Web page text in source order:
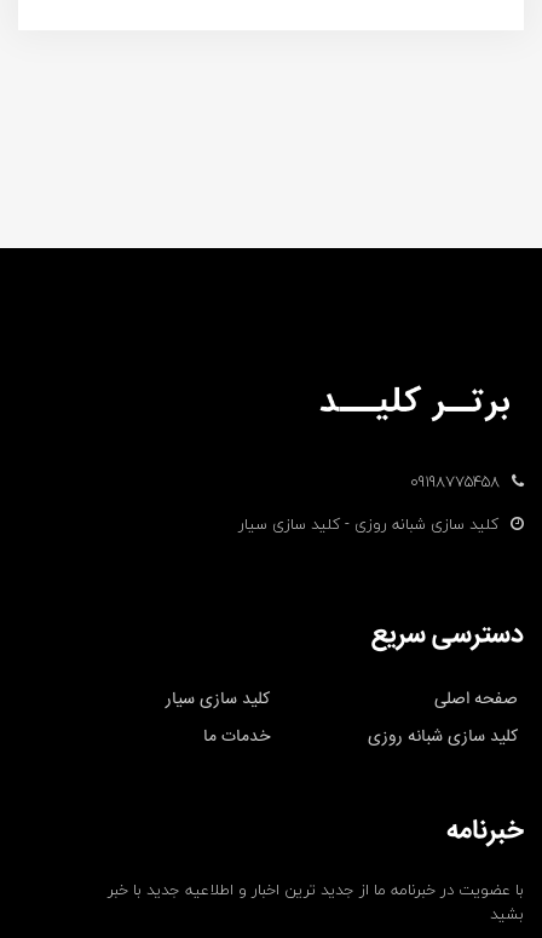
09198775458
کلید سازی شبانه روزی - کلید سازی سیار
دسترسی سریع
صفحه اصلی
کلید سازی سیار
کلید سازی شبانه روزی
خدمات ما
خبرنامه
با عضویت در خبرنامه ما از جدید ترین اخبار و اطلاعیه جدید با خبر
بشید